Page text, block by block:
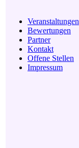
Veranstaltungen
Bewertungen
Partner
Kontakt
Offene Stellen
Impressum